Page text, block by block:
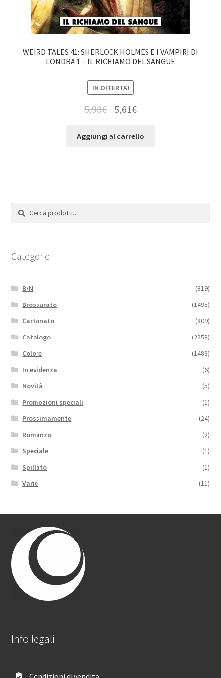
WEIRD TALES 41: SHERLOCK HOLMES E I VAMPIRI DI
LONDRA 1 – IL RICHIAMO DEL SANGUE
IN OFFERTA!
5,90€ 5,61€
Aggiungi al carrello
Cerca:
Cerca
Categorie
B/N
(819)
Brossurato
(1495)
Cartonato
(809)
Catalogo
(2258)
Colore
(1483)
In evidenza
(6)
Novità
(5)
Promozioni speciali
(1)
Prossimamente
(24)
Romanzo
(2)
Speciale
(1)
Spillato
(1)
Varie
(11)
Info legali